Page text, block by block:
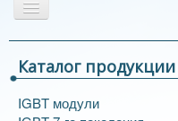
О компании
Каталог продукции
IGBT модули